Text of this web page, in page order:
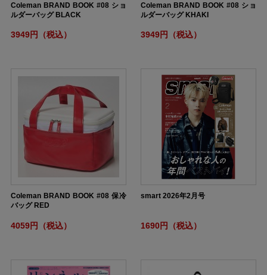
Coleman BRAND BOOK #08 ショ
ルダーバッグ BLACK
3949円（税込）
Coleman BRAND BOOK #08 ショ
ルダーバッグ KHAKI
3949円（税込）
Coleman BRAND BOOK #08 保冷
バッグ RED
4059円（税込）
smart 2026年2月号
1690円（税込）